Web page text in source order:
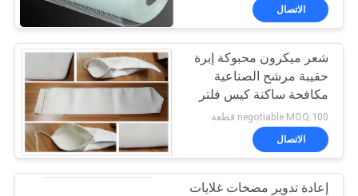
شبكة مرشح ميكرون
44
الاتصال
شعر ميكرون محبوكة إبرة
حقيبة مرشح الصناعية
مكافحة ساكنة كيس فلتر
المياه البوليستر
negotiable MOQ:100 قطعة
الاتصال
إعادة تدوير مضخات غلايات